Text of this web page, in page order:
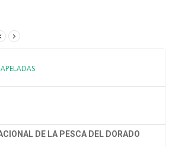
DE LA PESCA DEL DORADO